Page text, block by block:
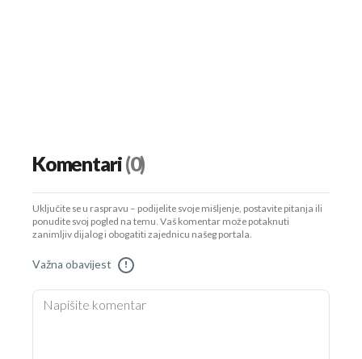
Komentari(0)
Uključite se u raspravu – podijelite svoje mišljenje, postavite pitanja ili
ponudite svoj pogled na temu. Vaš komentar može potaknuti
zanimljiv dijalog i obogatiti zajednicu našeg portala.
Važna obavijest !